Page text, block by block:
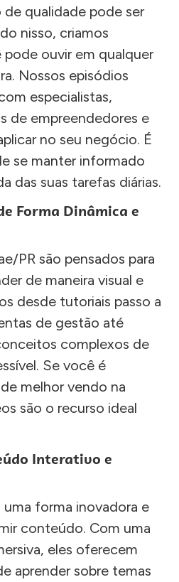
qualidade pode ser
nisso, criamos
pode ouvir em qualquer
Nossos episódios
especialistas,
de empreendedores e
no seu negócio. É
se manter informado
das suas tarefas diárias.
Forma Dinâmica e
PR são pensados para
de maneira visual e
desde tutoriais passo a
de gestão até
complexos de
Se você é
melhor vendo na
são o recurso ideal
Interativo e
uma forma inovadora e
conteúdo. Com uma
eles oferecem
aprender sobre temas